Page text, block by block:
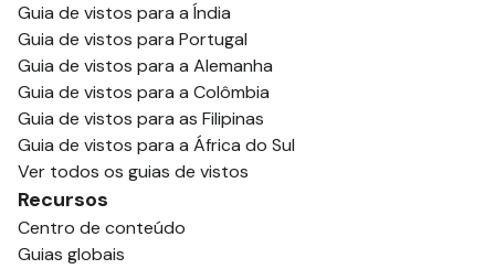
Guia de vistos para a Índia
Guia de vistos para Portugal
Guia de vistos para a Alemanha
Guia de vistos para a Colômbia
Guia de vistos para as Filipinas
Guia de vistos para a África do Sul
Ver todos os guias de vistos
Recursos
Centro de conteúdo
Guias globais